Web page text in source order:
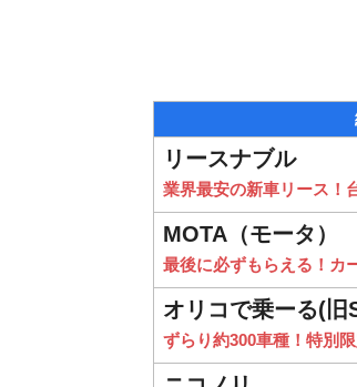
リースナブル
業界最安の新車リース！
MOTA（モータ）
最後に必ずもらえる！カ
オリコで乗ーる(旧
ずらり約300車種！特別